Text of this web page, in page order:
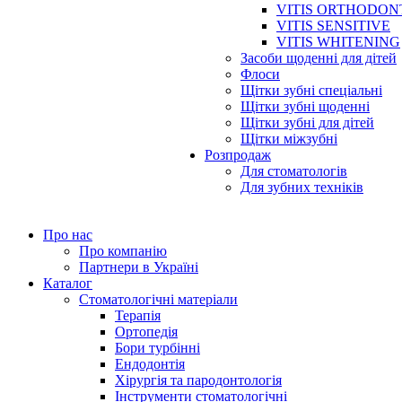
VITIS
VITIS SENSITIVE
VITIS WHITENING
Засоби щоденні для дітей
Флоси
Щітки зубні спеціальні
Щітки зубні щоденні
Щітки зубні для дітей
Щітки міжзубні
Розпродаж
Для стоматологів
Для зубних техніків
Про нас
Про компанію
Партнери в Україні
Каталог
Стоматологічні матеріали
Терапія
Ортопедія
Бори турбінні
Ендодонтія
Хірургія та пародонтологія
Інструменти стоматологічні